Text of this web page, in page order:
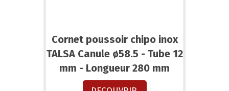
Cornet poussoir chipo inox
TALSA Canule ø58.5 - Tube 12
mm - Longueur 280 mm